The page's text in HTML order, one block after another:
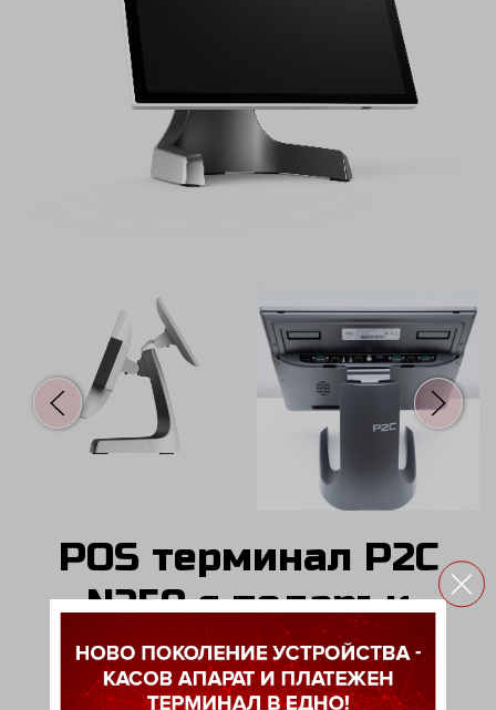
POS терминал P2C
N250 с подарък
Windows